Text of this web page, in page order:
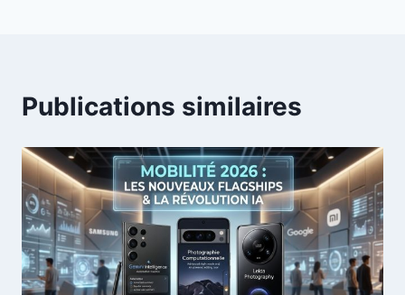
Publications similaires